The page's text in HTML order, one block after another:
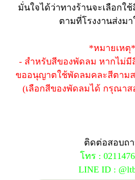
มั่นใจได้ว่าทางร้านจะเลือกใ
ตามที่โรงงานส่งม
*หมายเหตุ*
- สำหรับสีของพัดลม หากไม่มี
ขออนุญาตใช้พัดลมคละสีตาม
(เลือกสีของพัดลมได้ กรุณา
ติดต่อสอบถ
โทร :
LINE ID :